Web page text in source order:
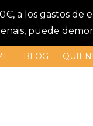
a los gastos
puede
BLOG